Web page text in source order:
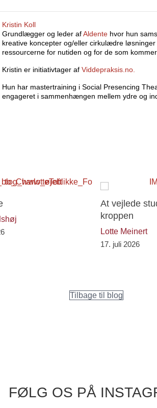
Kristin Koll
Grundlægger og leder afAldente hvor hun
kreative koncepter og/eller cirkulædre
ressourcerne for nutiden og for de som
Kristin er initiativtager af Viddepraksis.no.
Hun har mastertraining i Social Presencing
engageret i sammenhængen mellem ydre og
At vejlede
kroppen
Lotte Meinert
17. juli 2026
Tilbage til blog
FØLG OS PÅ